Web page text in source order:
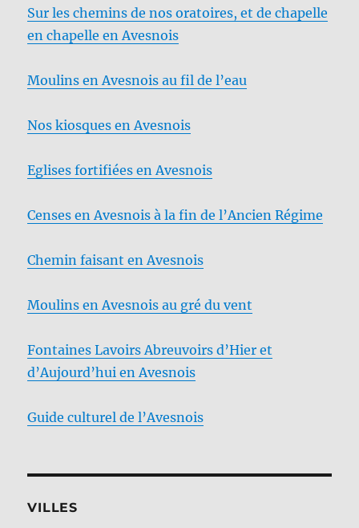
Sur les chemins de nos oratoires, et de chapelle
en chapelle en Avesnois
Moulins en Avesnois au fil de l’eau
Nos kiosques en Avesnois
Eglises fortifiées en Avesnois
Censes en Avesnois à la fin de l’Ancien Régime
Chemin faisant en Avesnois
Moulins en Avesnois au gré du vent
Fontaines Lavoirs Abreuvoirs d’Hier et
d’Aujourd’hui en Avesnois
Guide culturel de l’Avesnois
VILLES